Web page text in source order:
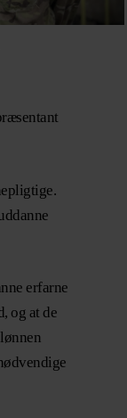
erfarne
og at de